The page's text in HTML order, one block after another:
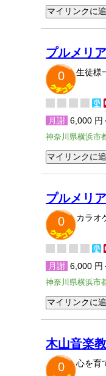
プルメリ
0
生徒様
月謝 6,000 円
神奈川県横浜市
プルメリ
0
カラオ
月謝 6,000 円
神奈川県横浜市
木山音楽
0
心を育